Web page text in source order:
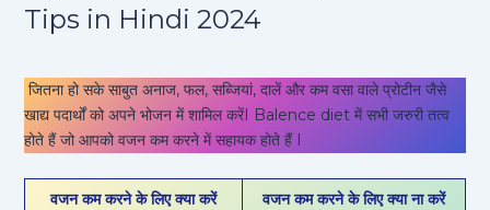
Tips in Hindi 2024
जितना हो सके साबुत अनाज, फल, सब्जियां, दालें और कम वसा वाले प्रोटीन जैसे
खाद्य पदार्थों को अपने भोजन में शामिल करेंI Balence diet में सभी जरुरी तत्व
होते हैं जो आपको वजन कम करने में सहायक होते हैं I
वजन कम करने के लिए क्या करें वजन कम करने के लिए क्या ना करें